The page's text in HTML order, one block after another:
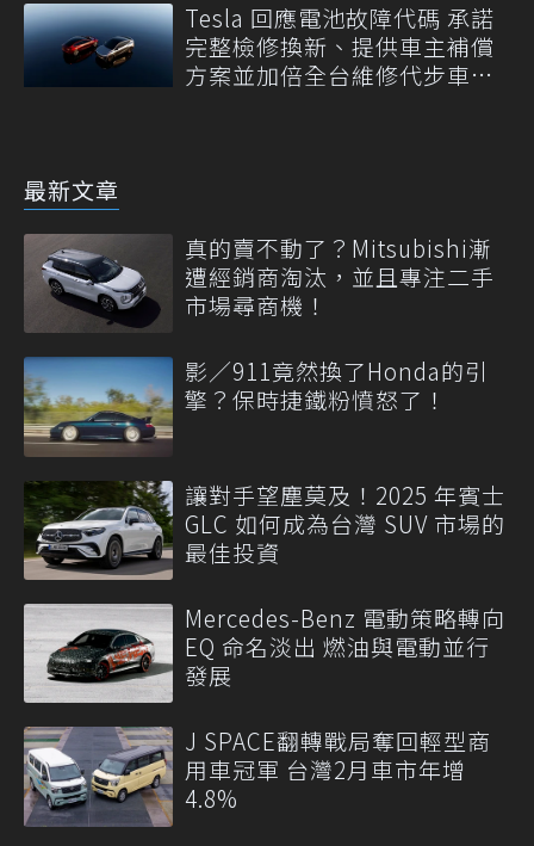
Tesla 回應電池故障代碼 承諾
完整檢修換新、提供車主補償
方案並加倍全台維修代步車數
最新文章
真的賣不動了？Mitsubishi漸
遭經銷商淘汰，並且專注二手
市場尋商機！
影／911竟然換了Honda的引
擎？保時捷鐵粉憤怒了！
讓對手望塵莫及！2025 年賓士
GLC 如何成為台灣 SUV 市場的
最佳投資
Mercedes-Benz 電動策略轉向
EQ 命名淡出 燃油與電動並行
發展
J SPACE翻轉戰局奪回輕型商
用車冠軍 台灣2月車市年增
4.8%